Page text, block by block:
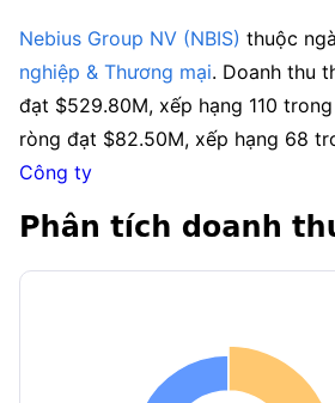
Nebius Group NV (NBIS) thuộc
nghiệp & Thương mại. Doanh thu
đạt $529.80M, xếp hạng 110
ròng đạt $82.50M, xếp hạng 68
Công ty